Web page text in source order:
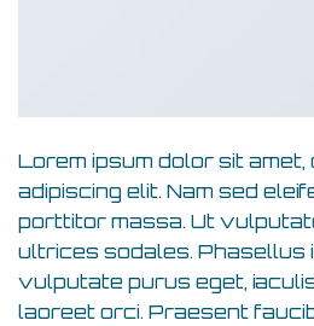
Lorem ipsum dolor sit
adipiscing elit. Nam sed
porttitor massa. Ut
ultrices sodales. Phasellus
vulputate purus eget,
laoreet orci. Praesent